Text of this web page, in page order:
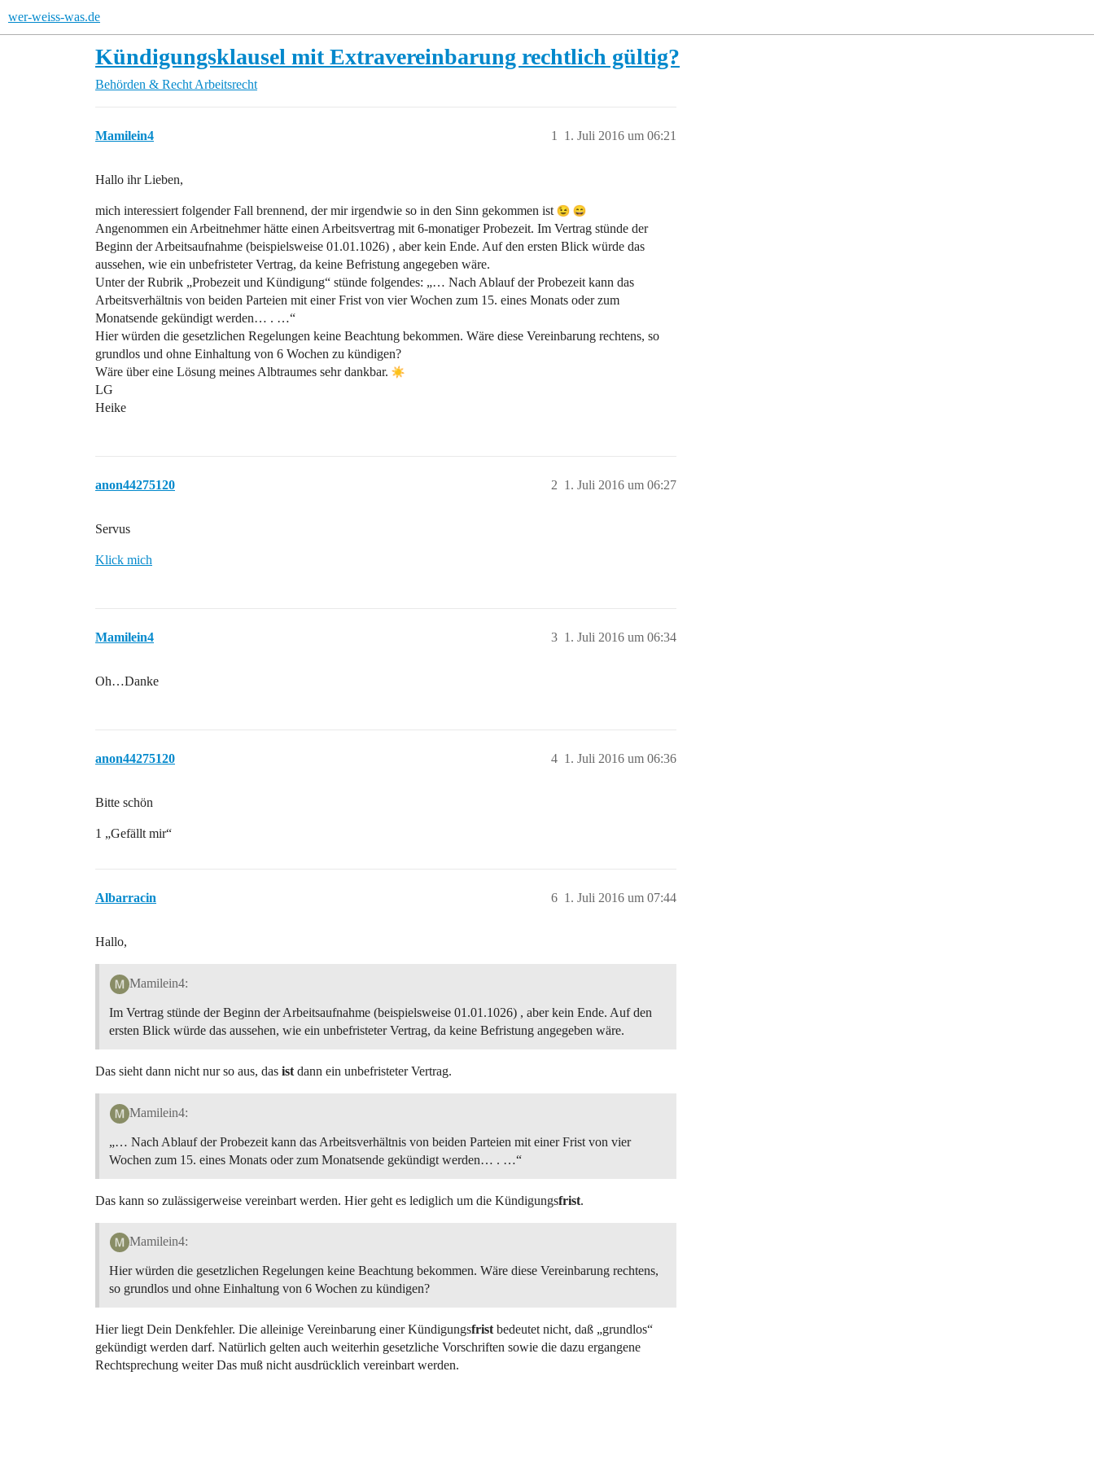
wer-weiss-was.de
Kündigungsklausel mit Extravereinbarung rechtlich gültig?
Behörden & Recht Arbeitsrecht
Mamilein4 1. Juli 2016 um 06:21
1
Hallo ihr Lieben,
mich interessiert folgender Fall brennend, der mir irgendwie so in den Sinn gekommen ist
Angenommen ein Arbeitnehmer hätte einen Arbeitsvertrag mit 6-monatiger Probezeit. Im Vertrag stünde der
Beginn der Arbeitsaufnahme (beispielsweise 01.01.1026) , aber kein Ende. Auf den ersten Blick würde das
aussehen, wie ein unbefristeter Vertrag, da keine Befristung angegeben wäre.
Unter der Rubrik „Probezeit und Kündigung“ stünde folgendes: „… Nach Ablauf der Probezeit kann das
Arbeitsverhältnis von beiden Parteien mit einer Frist von vier Wochen zum 15. eines Monats oder zum
Monatsende gekündigt werden… . …“
Hier würden die gesetzlichen Regelungen keine Beachtung bekommen. Wäre diese Vereinbarung rechtens, so
grundlos und ohne Einhaltung von 6 Wochen zu kündigen?
Wäre über eine Lösung meines Albtraumes sehr dankbar.
LG
Heike
anon44275120 1. Juli 2016 um 06:27
2
Servus
Klick mich
Mamilein4 1. Juli 2016 um 06:34
3
Oh…Danke
anon44275120 1. Juli 2016 um 06:36
4
Bitte schön
1 „Gefällt mir“
Albarracin 1. Juli 2016 um 07:44
6
Hallo,
Mamilein4:
Im Vertrag stünde der Beginn der Arbeitsaufnahme (beispielsweise 01.01.1026) , aber kein Ende. Auf den
ersten Blick würde das aussehen, wie ein unbefristeter Vertrag, da keine Befristung angegeben wäre.
Das sieht dann nicht nur so aus, das ist dann ein unbefristeter Vertrag.
Mamilein4:
„… Nach Ablauf der Probezeit kann das Arbeitsverhältnis von beiden Parteien mit einer Frist von vier
Wochen zum 15. eines Monats oder zum Monatsende gekündigt werden… . …“
Das kann so zulässigerweise vereinbart werden. Hier geht es lediglich um die Kündigungsfrist.
Mamilein4:
Hier würden die gesetzlichen Regelungen keine Beachtung bekommen. Wäre diese Vereinbarung rechtens,
so grundlos und ohne Einhaltung von 6 Wochen zu kündigen?
Hier liegt Dein Denkfehler. Die alleinige Vereinbarung einer Kündigungsfrist bedeutet nicht, daß „grundlos“
gekündigt werden darf. Natürlich gelten auch weiterhin gesetzliche Vorschriften sowie die dazu ergangene
Rechtsprechung weiter Das muß nicht ausdrücklich vereinbart werden.